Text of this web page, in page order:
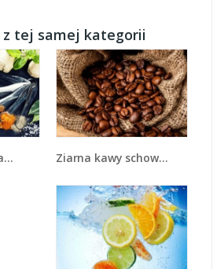
z tej samej kategorii
Ziarna kawy schowane w ciemnym worku - JN660